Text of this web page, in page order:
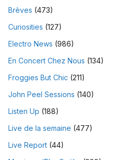
Brèves (473)
Curiosities (127)
Electro News (986)
En Concert Chez Nous (134)
Froggies But Chic (211)
John Peel Sessions (140)
Listen Up (188)
Live de la semaine (477)
Live Report (44)